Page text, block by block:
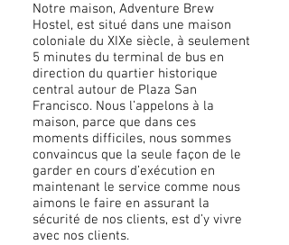
Notre maison, Adventure Brew
Hostel, est situé dans une maison
coloniale du XIXe siècle, à seulement
5 minutes du terminal de bus en
direction du quartier historique
central autour de Plaza San
Francisco. Nous l’appelons à la
maison, parce que dans ces
moments difficiles, nous sommes
convaincus que la seule façon de le
garder en cours d’exécution en
maintenant le service comme nous
aimons le faire en assurant la
sécurité de nos clients, est d’y vivre
avec nos clients.